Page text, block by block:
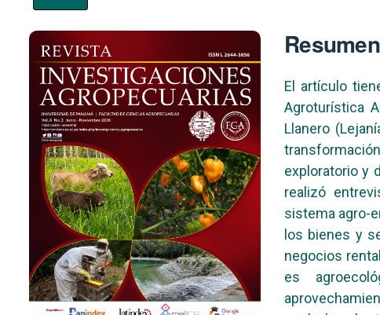
Imagen de portada Resumen
El artículo
Agroturística
Llanero
exploratorio y
realizó
sistema agro-
los bienes y
negocios
es